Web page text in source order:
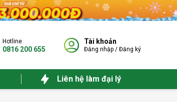
Hotline
0816 200 655
Tài khoản
Đăng nhập / Đăng ký
Liên hệ làm đại lý